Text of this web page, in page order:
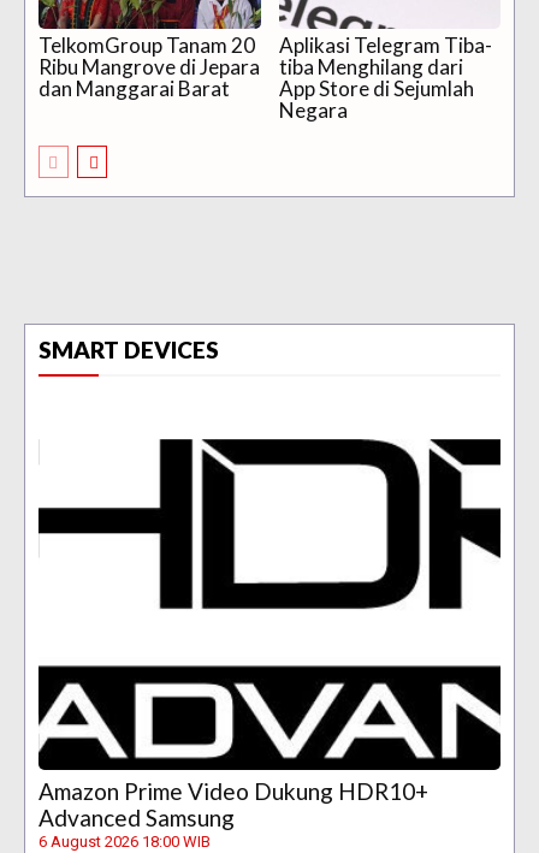
TelkomGroup Tanam 20
Ribu Mangrove di Jepara
dan Manggarai Barat
Aplikasi Telegram Tiba-
tiba Menghilang dari
App Store di Sejumlah
Negara
SMART DEVICES
Amazon Prime Video Dukung HDR10+
Advanced Samsung
6 August 2026 18:00 WIB